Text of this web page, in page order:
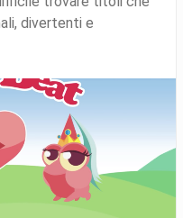
divertenti e